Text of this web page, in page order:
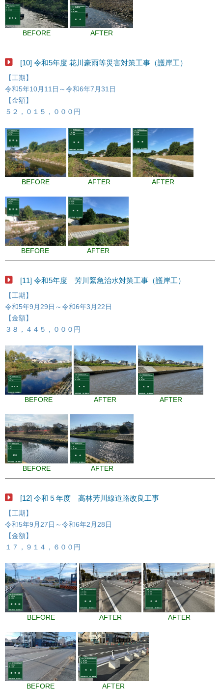
BEFORE AFTER
[10] 令和5年度 花川豪雨等災害対策工事（護岸工）
【工期】
令和5年10月11日～令和6年7月31日
【金額】
５２，０１５，０００円
BEFORE AFTER AFTER
BEFORE AFTER
[11] 令和5年度 芳川緊急治水対策工事（護岸工）
【工期】
令和5年9月29日～令和6年3月22日
【金額】
３８，４４５，０００円
BEFORE AFTER AFTER
BEFORE AFTER
[12] 令和５年度 高林芳川線道路改良工事
【工期】
令和5年9月27日～令和6年2月28日
【金額】
１７，９１４，６００円
BEFORE AFTER AFTER
BEFORE AFTER